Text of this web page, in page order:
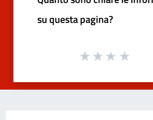
su questa pagina?